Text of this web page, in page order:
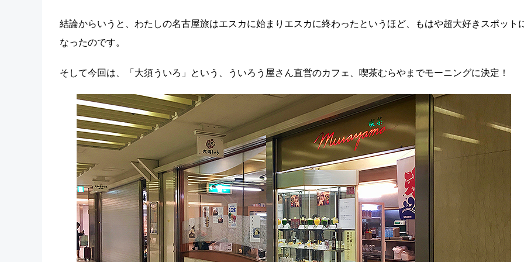
結論からいうと、わたしの名古屋旅はエスカに始まりエスカに終わったというほど、もはや超大好きスポット
なったのです。
そして今回は、「大須ういろ」という、ういろう屋さん直営のカフェ、喫茶むらやまでモーニングに決定！